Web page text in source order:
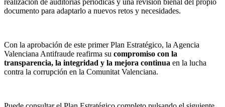
documento para adaptarlo a nuevos retos y necesidades.
Con la aprobación de este primer Plan Estratégico, la Agencia
Valenciana Antifraude reafirma su compromiso con la
transparencia, la integridad y la mejora continua en la lucha
contra la corrupción en la Comunitat Valenciana.